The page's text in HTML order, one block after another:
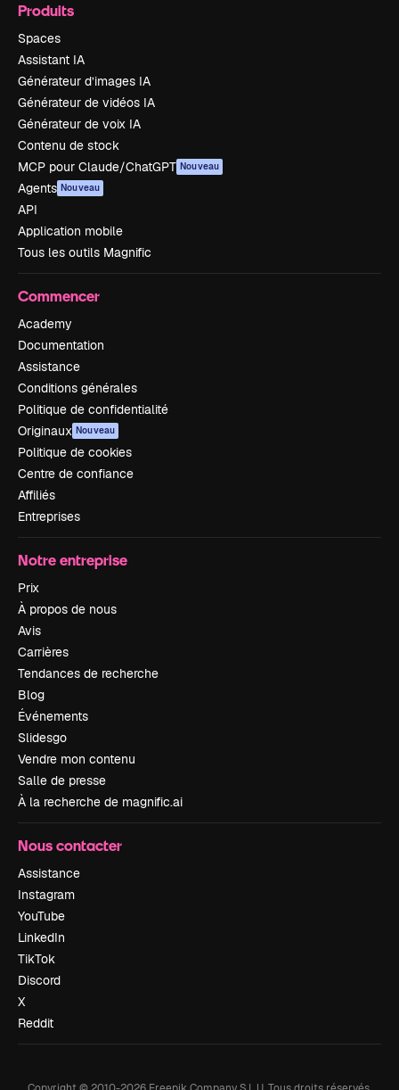
Produits
Spaces
Assistant IA
Générateur d’images IA
Générateur de vidéos IA
Générateur de voix IA
Contenu de stock
MCP pour Claude/ChatGPT Nouveau
Agents Nouveau
API
Application mobile
Tous les outils Magnific
Commencer
Academy
Documentation
Assistance
Conditions générales
Politique de confidentialité
Originaux Nouveau
Politique de cookies
Centre de confiance
Affiliés
Entreprises
Notre entreprise
Prix
À propos de nous
Avis
Carrières
Tendances de recherche
Blog
Événements
Slidesgo
Vendre mon contenu
Salle de presse
À la recherche de magnific.ai
Nous contacter
Assistance
Instagram
YouTube
LinkedIn
TikTok
Discord
X
Reddit